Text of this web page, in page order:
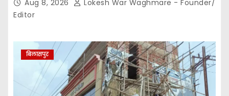
कसौटी तक पहुंचा…
Aug 8, 2026
Lokesh War Waghmare - Founder/
Editor
बिलासपुर